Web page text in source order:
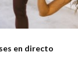
en directo